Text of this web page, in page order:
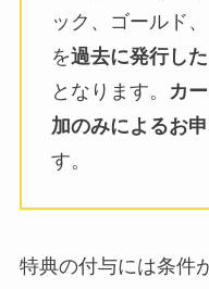
ック、ゴールド、
を過去に発行し
となります。
カ
加のみによるお
す。
特典の付与には条件